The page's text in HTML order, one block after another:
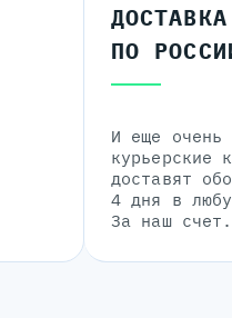
ДОСТАВКА
ПО
И еще очень
курьерские
доставят
4 дня в
За наш счет.